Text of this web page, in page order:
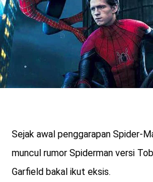
Sejak awal penggarapan Spider-
muncul rumor Spiderman versi
Garfield bakal ikut eksis.